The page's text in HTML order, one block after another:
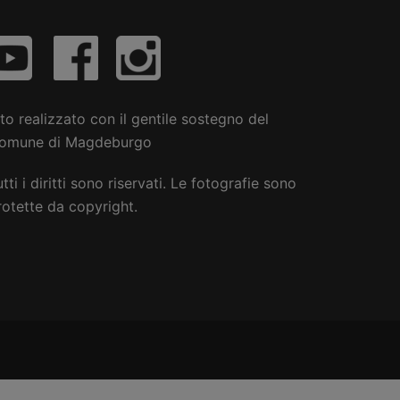
realizzato con il gentile sostegno del
di Magdeburgo
i diritti sono riservati. Le fotografie sono
da copyright.